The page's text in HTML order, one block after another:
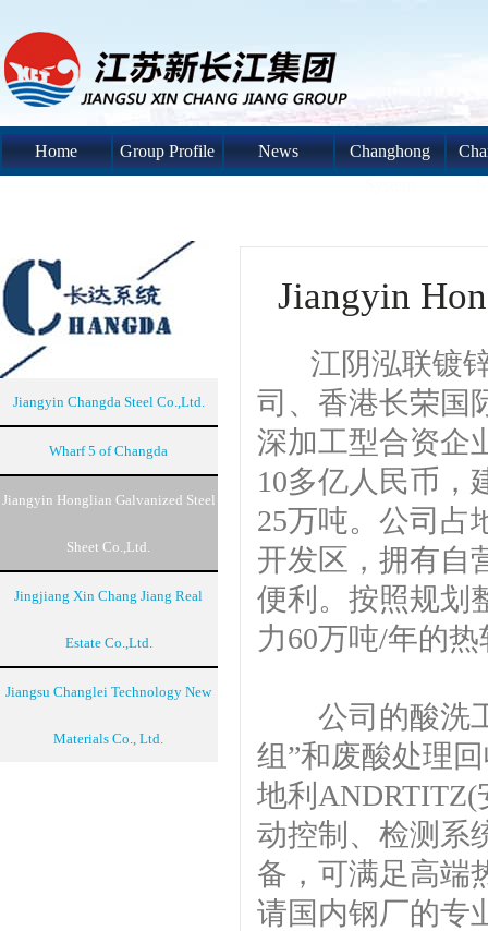
Home Group Profile News
Changhong
Jiangyin Changda Steel Co.,Ltd.
Wharf 5 of Changda
Jiangyin Honglian Galvanized Steel
Sheet Co.,Ltd.
Jingjiang Xin Chang Jiang Real
Estate Co.,Ltd.
Jiangsu Changlei Technology New
Materials Co., Ltd.​​
Jiangyin
江阴泓联镀锌
司、香港长荣国
深加工型合资企
10多亿人民币，
25万吨。公司占
开发区，拥有自
便利。按照规划
力60万吨/年的
公司的酸洗工
组”和废酸处理
地利
动控制、检测系
备，可满足高端
请国内钢厂的专